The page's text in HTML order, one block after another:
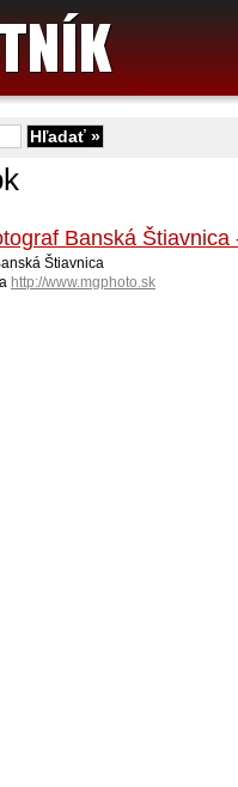
Banská Štiavnica
Štiavnica
http://www.mgphoto.sk